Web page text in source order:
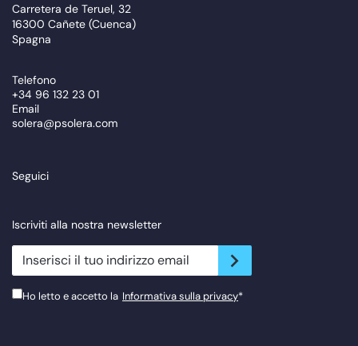
Carretera de Teruel, 32
16300 Cañete (Cuenca)
Spagna
Telefono
+34 96 132 23 01
Email
solera@psolera.com
Seguici
Iscriviti alla nostra newsletter
newsletter.suscribe
Ho letto e accetto la Informativa sulla privacy*